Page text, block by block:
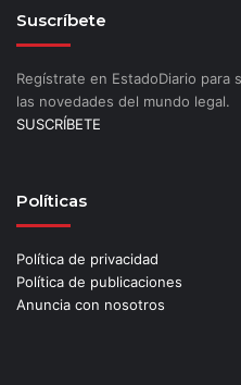
Suscríbete
Regístrate en EstadoDiario para
las novedades del mundo legal.
SUSCRÍBETE
Políticas
Política de privacidad
Política de publicaciones
Anuncia con nosotros